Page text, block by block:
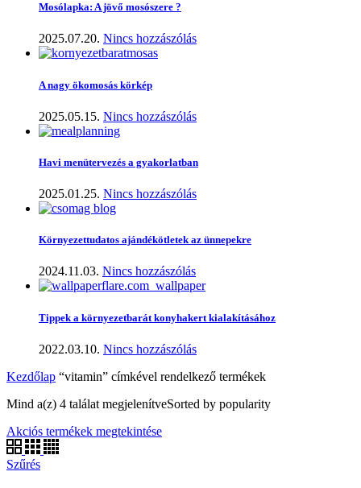
Mosólapka: A jövő mosószere ?
2025.07.20. Nincs hozzászólás
A nagy ökomosás körkép
2025.05.15. Nincs hozzászólás
Havi menütervezés a gyakorlatban
2025.01.25. Nincs hozzászólás
Környezettudatos ajándékötletek az ünnepekre
2024.11.03. Nincs hozzászólás
Tippek a környezetbarát konyhakert kialakításához
2022.03.10. Nincs hozzászólás
Kezdőlap “vitamin” címkével rendelkező termékek
Mind a(z) 4 találat megjelenítveSorted by popularity
Akciós termékek megtekintése
Szűrés